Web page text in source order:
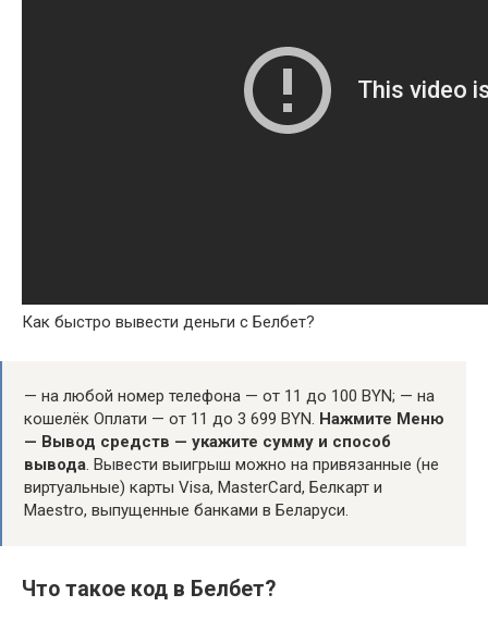
Как быстро вывести деньги с Белбет?
— на любой номер телефона — от 11 до 100 BYN; — на
кошелёк Оплати — от 11 до 3 699 BYN. Нажмите Меню
— Вывод средств — укажите сумму и способ
вывода. Вывести выигрыш можно на привязанные (не
виртуальные) карты Visa, MasterCard, Белкарт и
Maestro, выпущенные банками в Беларуси.
Что такое код в Белбет?